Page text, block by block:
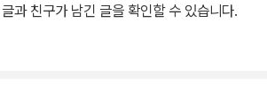
신기한 이야기입니다. 바람과 달팽이가 서로
다! 이 얼마나 신기한 일인가요! 게다가 주인
과 친구가 남긴 글을 확인할 수 있습니다.